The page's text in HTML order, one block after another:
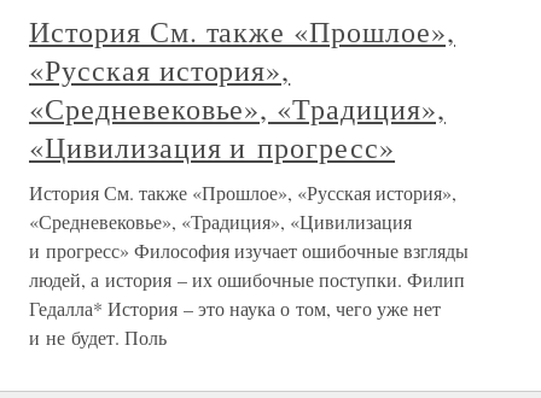
История См. также «Прошлое»,
«Русская история»,
«Средневековье», «Традиция»,
«Цивилизация и прогресс»
История См. также «Прошлое», «Русская история»,
«Средневековье», «Традиция», «Цивилизация
и прогресс» Философия изучает ошибочные взгляды
людей, а история – их ошибочные поступки. Филип
Гедалла* История – это наука о том, чего уже нет
и не будет. Поль